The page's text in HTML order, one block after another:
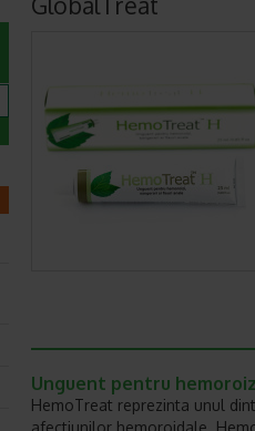
Unguent pentru
HemoTreat reprezinta unul
afectiunilor hemoroidale.